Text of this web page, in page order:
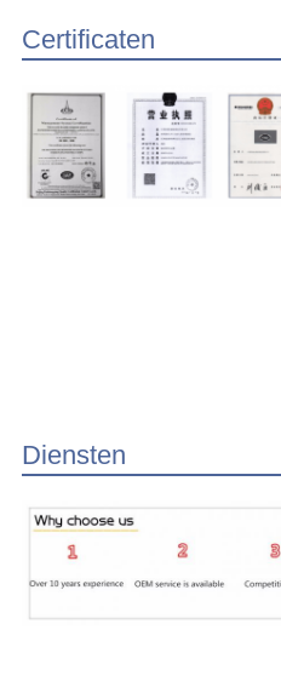
Certificaten
Diensten